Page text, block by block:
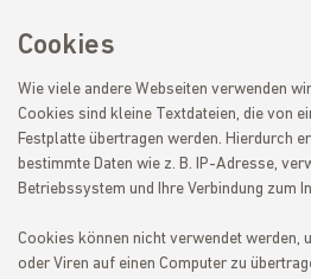
Cookies
Wie viele andere Webseiten verwenden
Cookies sind kleine Textdateien, die von
Festplatte übertragen werden. Hierdurch
bestimmte Daten wie z. B. IP-Adresse,
Betriebssystem und Ihre Verbindung zum
Cookies können nicht verwendet werden,
oder Viren auf einen Computer zu